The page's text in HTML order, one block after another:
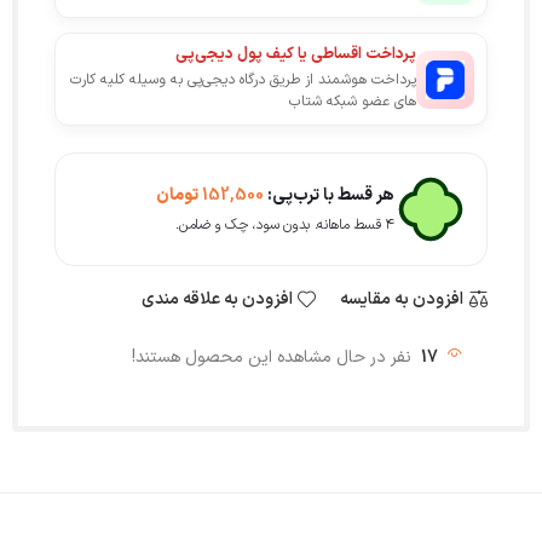
پرداخت اقساطی یا کیف پول دیجی‌پی
پرداخت هوشمند از طریق درگاه دیجی‌پی به وسیله کلیه کارت
های عضو شبکه شتاب
هر قسط با ترب‌پی: 152,500تومان
۴ قسط ماهانه. بدون سود، چک و ضامن.
افزودن به مقایسه افزودن به علاقه مندی
17 نفر در حال مشاهده این محصول هستند!